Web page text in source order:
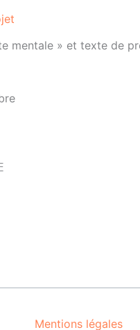
mentale » et texte de
Mentions légales